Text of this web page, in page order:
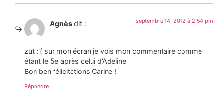
Agnès dit : septembre 14, 2012 à 2:54 pm
zut :'( sur mon écran je vois mon commentaire comme
étant le 5e après celui d’Adeline.
Bon ben félicitations Carine !
Répondre